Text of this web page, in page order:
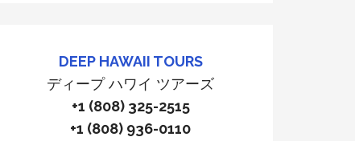
DEEP HAWAII TOURS
ディープ ハワイ ツアーズ
+1 (808) 325-2515
+1 (808) 936-0110